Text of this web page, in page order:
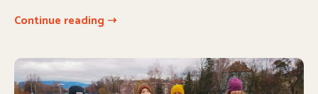
Continue reading ➝